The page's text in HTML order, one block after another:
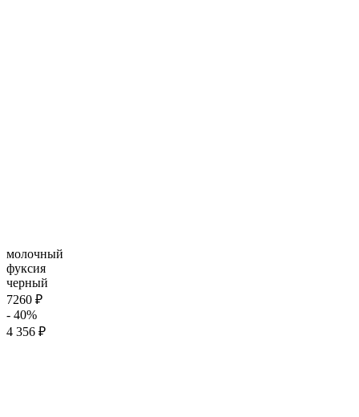
молочный
фуксия
черный
7260 ₽
- 40%
4 356 ₽